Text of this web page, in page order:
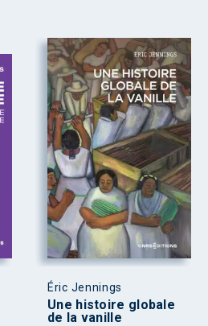
Éric Jennings
Une histoire globale
de la vanille